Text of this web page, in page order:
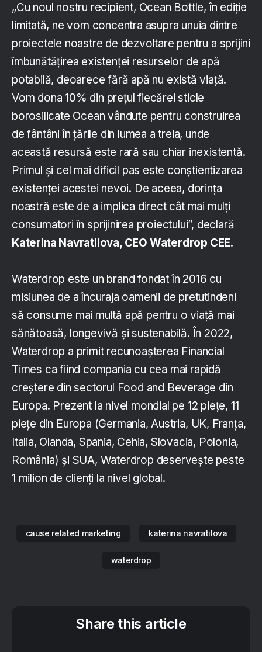
„Cu noul nostru recipient, Ocean Bottle, în ediție
limitată, ne vom concentra asupra unuia dintre
proiectele noastre de dezvoltare pentru a sprijini
îmbunătățirea existenței resurselor de apă
potabilă, deoarece fără apă nu există viață.
Vom dona 10% din prețul fiecărei sticle
borosilicate Ocean vândute pentru construirea
de fântâni în țările din lumea a treia, unde
această resursă este rară sau chiar inexistentă.
Primul și cel mai dificil pas este conștientizarea
existenței acestei nevoi. De aceea, dorința
noastră este de a implica direct cât mai mulți
consumatori în sprijinirea proiectului”, declară
Katerina Navratilova, CEO Waterdrop CEE.
Waterdrop este un brand fondat în 2016 cu
misiunea de a încuraja oamenii de pretutindeni
să consume mai multă apă pentru o viață mai
sănătoasă, longevivă și sustenabilă. În 2022,
Waterdrop a primit recunoașterea Financial
Times ca fiind compania cu cea mai rapidă
creștere din sectorul Food and Beverage din
Europa. Prezent la nivel mondial pe 12 piețe, 11
piețe din Europa (Germania, Austria, UK, Franța,
Italia, Olanda, Spania, Cehia, Slovacia, Polonia,
România) și SUA, Waterdrop deservește peste
1 milion de clienți la nivel global.
cause related marketing katerina navratilova
waterdrop
Share this article